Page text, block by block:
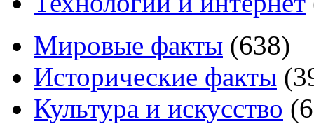
Мировые факты (638)
Исторические факты (
Культура и искусство (